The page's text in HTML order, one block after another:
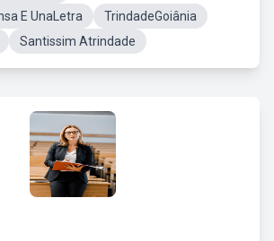
E UnaLetra
TrindadeGoiânia
Santissim Atrindade